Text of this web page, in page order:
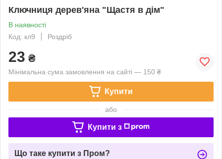
Ключниця дерев'яна "Щастя в дім"
В наявності
Код: кл9
Роздріб
23 ₴
Мінімальна сума замовлення на сайті — 150 ₴
Купити
або
Купити з
Що таке купити з Пром?